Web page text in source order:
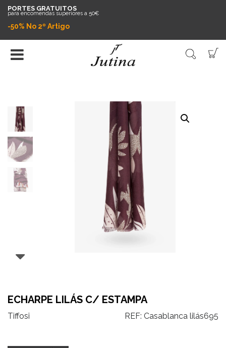
PORTES GRATUITOS
para encomendas superiores a 50€
-50% No 2º Artigo
ECHARPE LILÁS C/ ESTAMPA
Tiffosi REF: Casablanca lilás695